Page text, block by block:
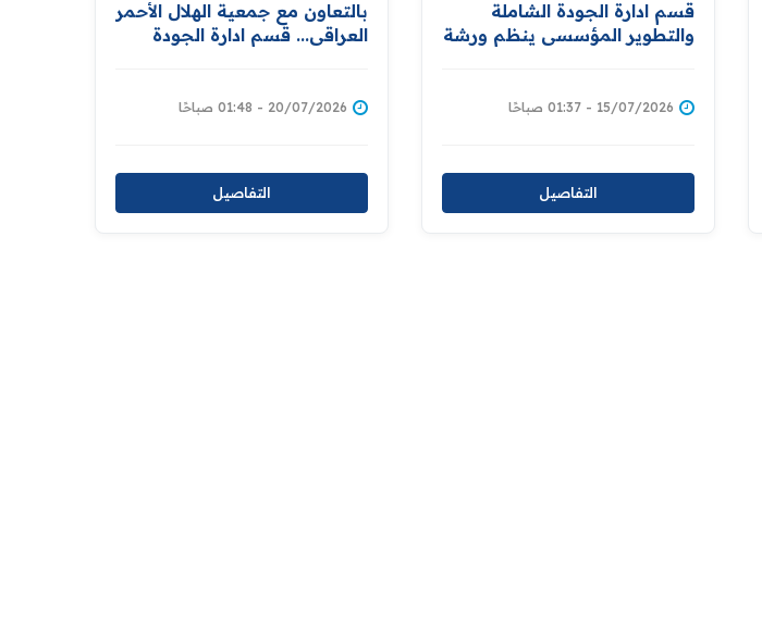
بالتعاون مع جمعية الهلال الأحمر
العراقي... قسم ادارة الجودة
مبادئ الهلال وإدارة الكوارث
20/07/2026 - 01:48 صباحًا
التفاصيل
قسم ادارة الجودة الشاملة
والتطوير المؤسسي ينظم ورشة
الوقاية منها
15/07/2026 - 01:37 صباحًا
التفاصيل